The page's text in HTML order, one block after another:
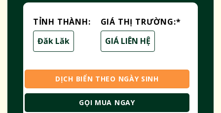
TỈNH THÀNH:
Đăk Lăk
GIÁ THỊ TRƯỜNG:*
GIÁ LIÊN HỆ
DỊCH BIỂN THEO NGÀY SINH
GỌI MUA NGAY